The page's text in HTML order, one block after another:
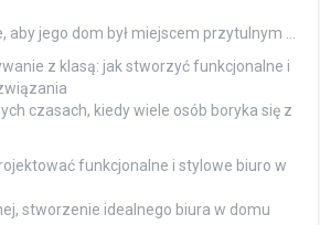
aby jego dom był miejscem przytulnym …
z klasą: jak stworzyć funkcjonalne i
czasach, kiedy wiele osób boryka się z
funkcjonalne i stylowe biuro w
stworzenie idealnego biura w domu